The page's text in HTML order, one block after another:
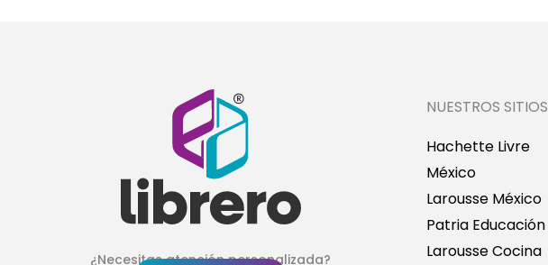
¿Necesitas atención personalizada?
NUESTROS SITIOS
Hachette Livre
México
Larousse México
Patria Educación
Larousse Cocina